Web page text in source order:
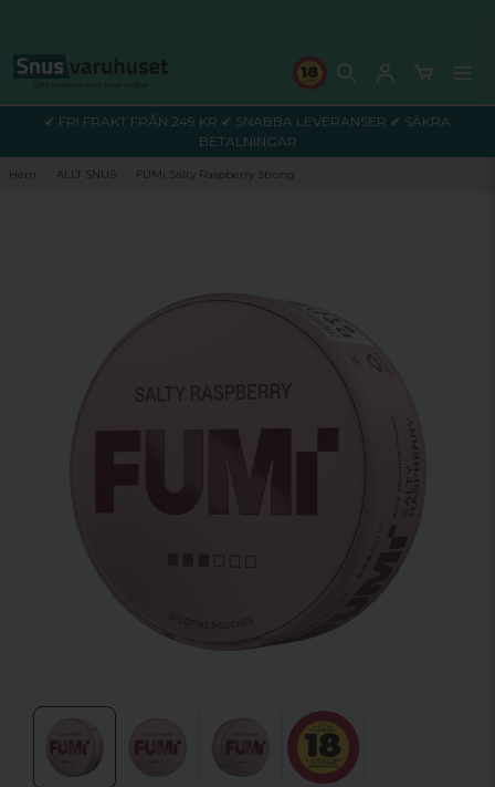
✔ FRI FRAKT FRÅN 249 KR ✔ SNABBA LEVERANSER ✔ SÄKRA
BETALNINGAR
Hem ALLT SNUS FUMi Salty Raspberry Strong